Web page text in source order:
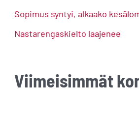
Sopimus syntyi, alkaako
Nastarengaskielto laajenee
Viimeisimmät